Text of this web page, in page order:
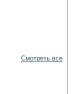
Смотреть все